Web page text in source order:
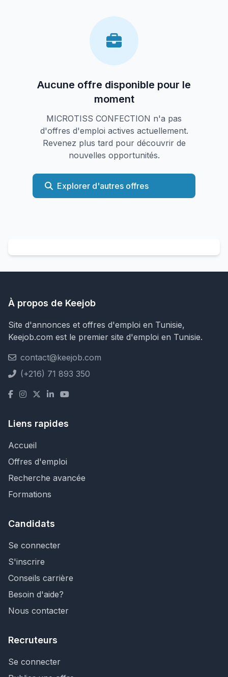
Aucune offre disponible pour le
moment
MICROTISS CONFECTION n'a pas
d'offres d'emploi actives actuellement.
Revenez plus tard pour découvrir de
nouvelles opportunités.
Explorer d'autres offres
À propos de Keejob
Site d'annonces et offres d'emploi en Tunisie,
Keejob.com est le premier site d'emploi en Tunisie.
contact@keejob.com
(+216) 71 893 350
Liens rapides
Accueil
Offres d'emploi
Recherche avancée
Formations
Candidats
Se connecter
S'inscrire
Conseils carrière
Besoin d'aide?
Nous contacter
Recruteurs
Se connecter